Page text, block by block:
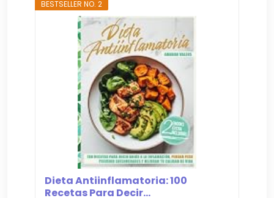
BESTSELLER NO. 2
Dieta Antiinflamatoria: 100
Recetas Para Decir...